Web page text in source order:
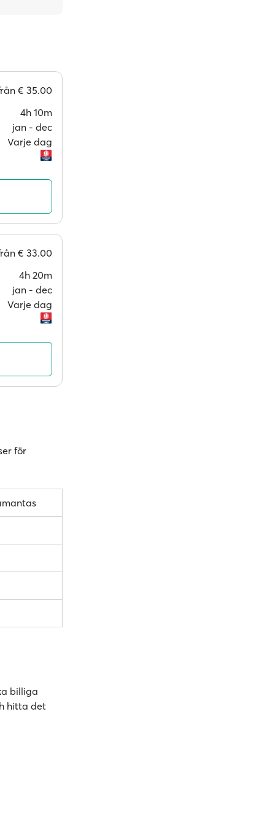
€ 35.00
4h 10m
jan ‐ dec
Varje dag
€ 33.00
4h 20m
jan ‐ dec
Varje dag
för
billiga
hitta det